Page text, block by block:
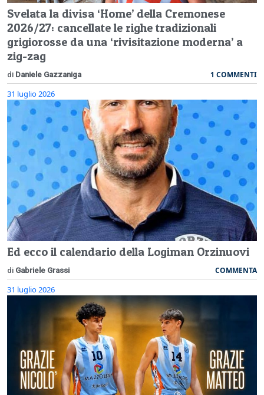
Svelata la divisa ‘Home’ della Cremonese
2026/27: cancellate le righe tradizionali
grigiorosse da una ‘rivisitazione moderna’ a
zig-zag
di Daniele Gazzaniga 1 COMMENTI
31 luglio 2026
Ed ecco il calendario della Logiman Orzinuovi
di Gabriele Grassi COMMENTA
31 luglio 2026